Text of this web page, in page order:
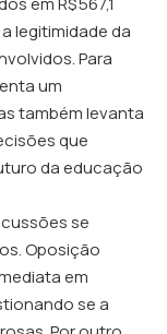
legitimidade da
Para
um
também levanta
que
da educação
se
Oposição
em
se a